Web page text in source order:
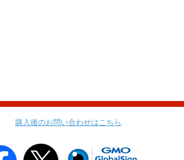
購入後のお問い合わせはこちら